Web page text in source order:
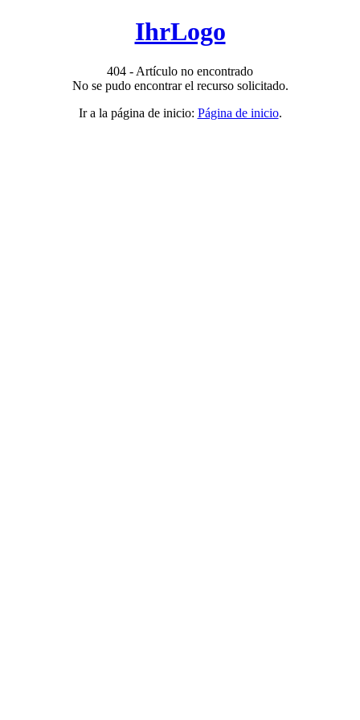
IhrLogo
404 - Artículo no encontrado
No se pudo encontrar el recurso solicitado.
Ir a la página de inicio: Página de inicio.